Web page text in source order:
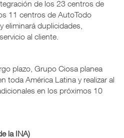
de los 23 centros de
11 centros de AutoTodo
eliminará duplicidades,
al cliente.
plazo, Grupo Ciosa planea
toda América Latina y realizar al
en los próximos 10
la INA)